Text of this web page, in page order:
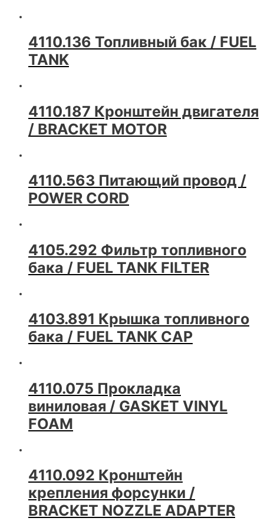
4110.136 Топливный бак / FUEL
TANK
4110.187 Кронштейн двигателя
/ BRACKET MOTOR
4110.563 Питающий провод /
POWER CORD
4105.292 Фильтр топливного
бака / FUEL TANK FILTER
4103.891 Крышка топливного
бака / FUEL TANK CAP
4110.075 Прокладка
виниловая / GASKET VINYL
FOAM
4110.092 Кронштейн
крепления форсунки /
BRACKET NOZZLE ADAPTER